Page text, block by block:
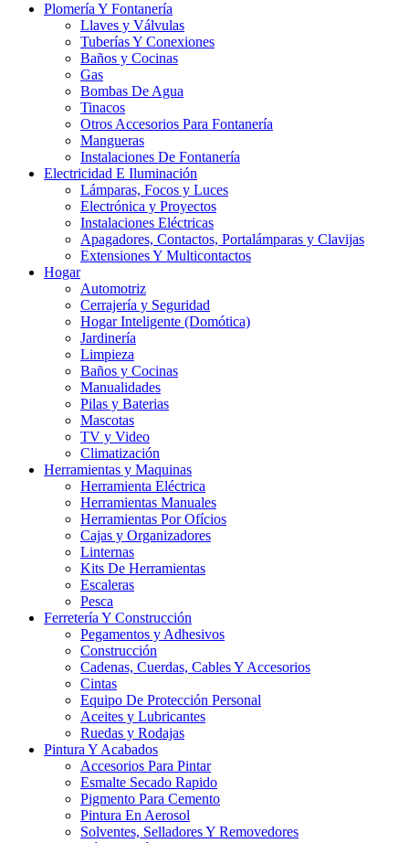
Plomería Y Fontanería
Llaves y Válvulas
Tuberías Y Conexiones
Baños y Cocinas
Gas
Bombas De Agua
Tinacos
Otros Accesorios Para Fontanería
Mangueras
Instalaciones De Fontanería
Electricidad E Iluminación
Lámparas, Focos y Luces
Electrónica y Proyectos
Instalaciones Eléctricas
Apagadores, Contactos, Portalámparas y Clavijas
Extensiones Y Multicontactos
Hogar
Automotriz
Cerrajería y Seguridad
Hogar Inteligente (Domótica)
Jardinería
Limpieza
Baños y Cocinas
Manualidades
Pilas y Baterias
Mascotas
TV y Video
Climatización
Herramientas y Maquinas
Herramienta Eléctrica
Herramientas Manuales
Herramientas Por Ofícios
Cajas y Organizadores
Linternas
Kits De Herramientas
Escaleras
Pesca
Ferretería Y Construcción
Pegamentos y Adhesivos
Construcción
Cadenas, Cuerdas, Cables Y Accesorios
Cintas
Equipo De Protección Personal
Aceites y Lubricantes
Ruedas y Rodajas
Pintura Y Acabados
Accesorios Para Pintar
Esmalte Secado Rapido
Pigmento Para Cemento
Pintura En Aerosol
Solventes, Selladores Y Removedores